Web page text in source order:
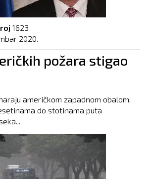
1623
2020.
požara stigao
američkom zapadnom obalom,
do stotinama puta